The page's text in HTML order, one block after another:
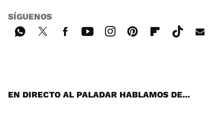
SÍGUENOS
EN DIRECTO AL PALADAR HABLAMOS DE...